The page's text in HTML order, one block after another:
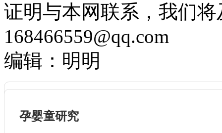
证明与本网联系，我们
168466559@qq.com
编辑：明明
孕婴童研究